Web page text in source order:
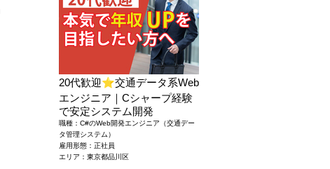
20代歓迎⭐交通データ系Web
エンジニア｜Cシャープ経験
で安定システム開発
職種：C#のWeb開発エンジニア（交通デー
タ管理システム）
雇用形態：正社員
エリア：東京都品川区